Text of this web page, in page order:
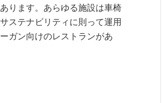
ります。あらゆる施設は車椅
ステナビリティに則って運用
ガン向けのレストランがあ